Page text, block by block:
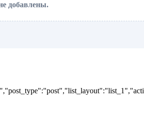
добавлены.